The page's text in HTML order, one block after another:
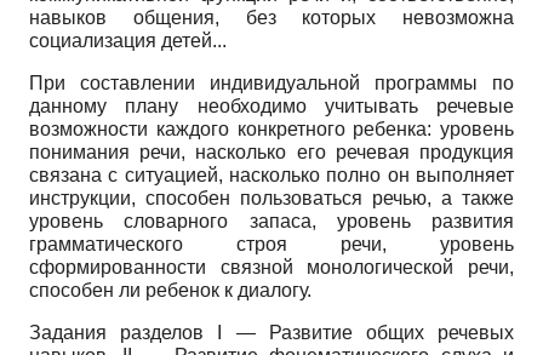
навыков общения, без которых невозможна
социализация детей...
При составлении индивидуальной программы по
данному плану необходимо учитывать речевые
возможности каждого конкретного ребенка: уровень
понимания речи, насколько его речевая продукция
связана с ситуацией, насколько полно он выполняет
инструкции, способен пользоваться речью, а также
уровень словарного запаса, уровень развития
грамматического строя речи, уровень
сформированности связной монологической речи,
способен ли ребенок к диалогу.
Задания разделов I — Развитие общих речевых